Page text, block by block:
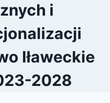
i
Iławeckie
2028